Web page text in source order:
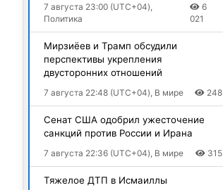
7 августа 23:00 (UTC+04),
Политика
6
021
Мирзиёев и Трамп обсудили
перспективы укрепления
двусторонних отношений
7 августа 22:48 (UTC+04), В мире 248
Сенат США одобрил ужесточение
санкций против России и Ирана
7 августа 22:36 (UTC+04), В мире 315
Тяжелое ДТП в Исмаиллы